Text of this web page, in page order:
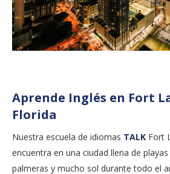
Aprende Inglés en Fort
Florida
Nuestra escuela de idiomas TALK Fort
encuentra en una ciudad llena de
palmeras y mucho sol durante todo el